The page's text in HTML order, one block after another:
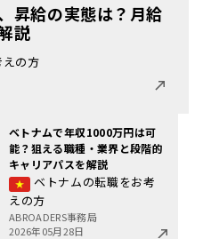
昇給の実態は？月給
説
の方
ベトナムで年収1000万円は可
能？狙える職種・業界と段階的
キャリアパスを解説
ベトナムの転職をお考
えの方
ABROADERS事務局
2026年05月28日